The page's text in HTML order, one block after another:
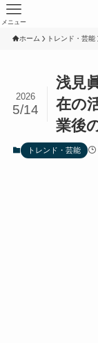
メニュー
ホーム トレンド・芸能
浅見
在の
業後
2026
5/14
トレンド・芸能